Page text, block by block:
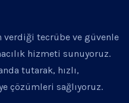
verdiği tecrübe ve güvenle
hizmeti sunuyoruz.
tutarak, hızlı,
çözümleri sağlıyoruz.